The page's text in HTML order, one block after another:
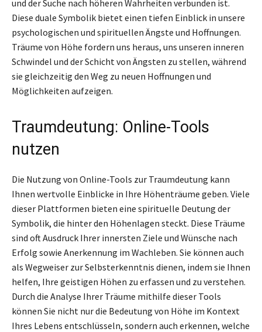
und der Suche nach höheren Wahrheiten verbunden ist.
Diese duale Symbolik bietet einen tiefen Einblick in unsere
psychologischen und spirituellen Ängste und Hoffnungen.
Träume von Höhe fordern uns heraus, uns unseren inneren
Schwindel und der Schicht von Ängsten zu stellen, während
sie gleichzeitig den Weg zu neuen Hoffnungen und
Möglichkeiten aufzeigen.
Traumdeutung: Online-Tools
nutzen
Die Nutzung von Online-Tools zur Traumdeutung kann
Ihnen wertvolle Einblicke in Ihre Höhenträume geben. Viele
dieser Plattformen bieten eine spirituelle Deutung der
Symbolik, die hinter den Höhenlagen steckt. Diese Träume
sind oft Ausdruck Ihrer innersten Ziele und Wünsche nach
Erfolg sowie Anerkennung im Wachleben. Sie können auch
als Wegweiser zur Selbsterkenntnis dienen, indem sie Ihnen
helfen, Ihre geistigen Höhen zu erfassen und zu verstehen.
Durch die Analyse Ihrer Träume mithilfe dieser Tools
können Sie nicht nur die Bedeutung von Höhe im Kontext
Ihres Lebens entschlüsseln, sondern auch erkennen, welche